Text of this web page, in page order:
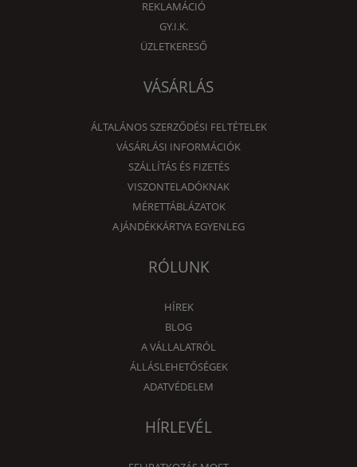
REKLAMÁCIÓ
GY.I.K.
ÜZLETKERESŐ
VÁSÁRLÁS
ÁLTALÁNOS SZERZŐDÉSI FELTÉTELEK
VÁSÁRLÁSI INFORMÁCIÓK
SZÁLLÍTÁS ÉS FIZETÉS
VISZONTELADÓKNAK
MÉRETTÁBLÁZATOK
AJÁNDÉKKÁRTYA EGYENLEG
RÓLUNK
HÍREK
BLOG
A VÁLLALATRÓL
ÁLLÁSLEHETŐSÉGEK
ADATVÉDELEM
HÍRLEVÉL